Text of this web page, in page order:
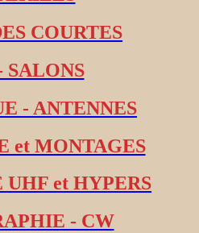
COURTES
SALONS
- ANTENNES
et MONTAGES
et HYPERS
- CW